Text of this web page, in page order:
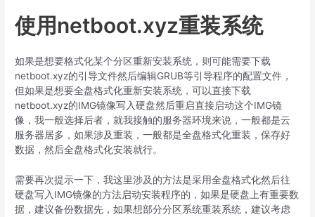
使用netboot.xyz重装系统
如果是想要格式化某个分区重新安装系统，则可能需要下载
netboot.xyz的引导文件然后编辑GRUB等引导程序的配置文件，
但如果是想要全盘格式化重新安装系统，可以直接下载
netboot.xyz的IMG镜像写入硬盘然后重启直接启动这个IMG镜
像，我一般选择后者，就我接触的服务器环境来说，一般都是云
服务器居多，如果涉及重装，一般都是全盘格式化重装，保存好
数据，然后全盘格式化安装就行。
需要再次提示一下，我这里涉及的方法是采用全盘格式化然后往
硬盘写入IMG镜像的方法启动安装程序的，如果是硬盘上有重要数
据，建议备份数据先，如果想部分分区系统重装系统，建议考虑